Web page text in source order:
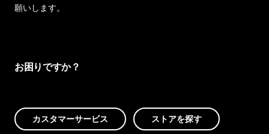
願いします。
お困りですか？
カスタマーサービス ストアを探す